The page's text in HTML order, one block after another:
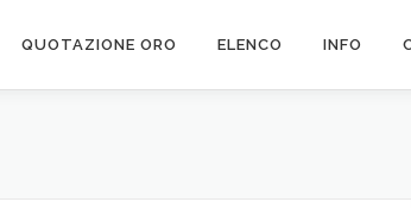
QUOTAZIONE ORO ELENCO INFO